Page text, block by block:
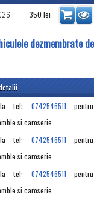
350 lei
dezmembrate de
la tel: 0742546511 pentru
si caroserie
la tel: 0742546511 pentru
si caroserie
la tel: 0742546511 pentru
si caroserie